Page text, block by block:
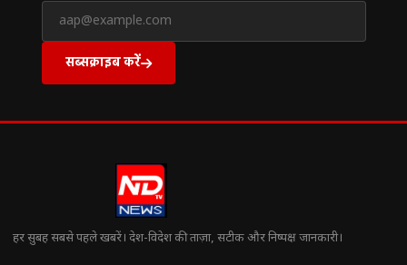
सब्सक्राइब करें
हर सुबह सबसे पहले खबरें। देश-विदेश की ताज़ा, सटीक और निष्पक्ष जानकारी।